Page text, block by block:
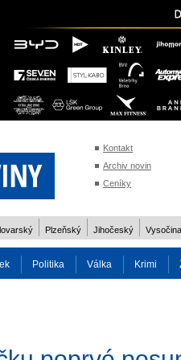
Kontakt
Archiv novin
Ceníky
Plzeňský Jihočeský Vysočina
Politika Válka Krimi